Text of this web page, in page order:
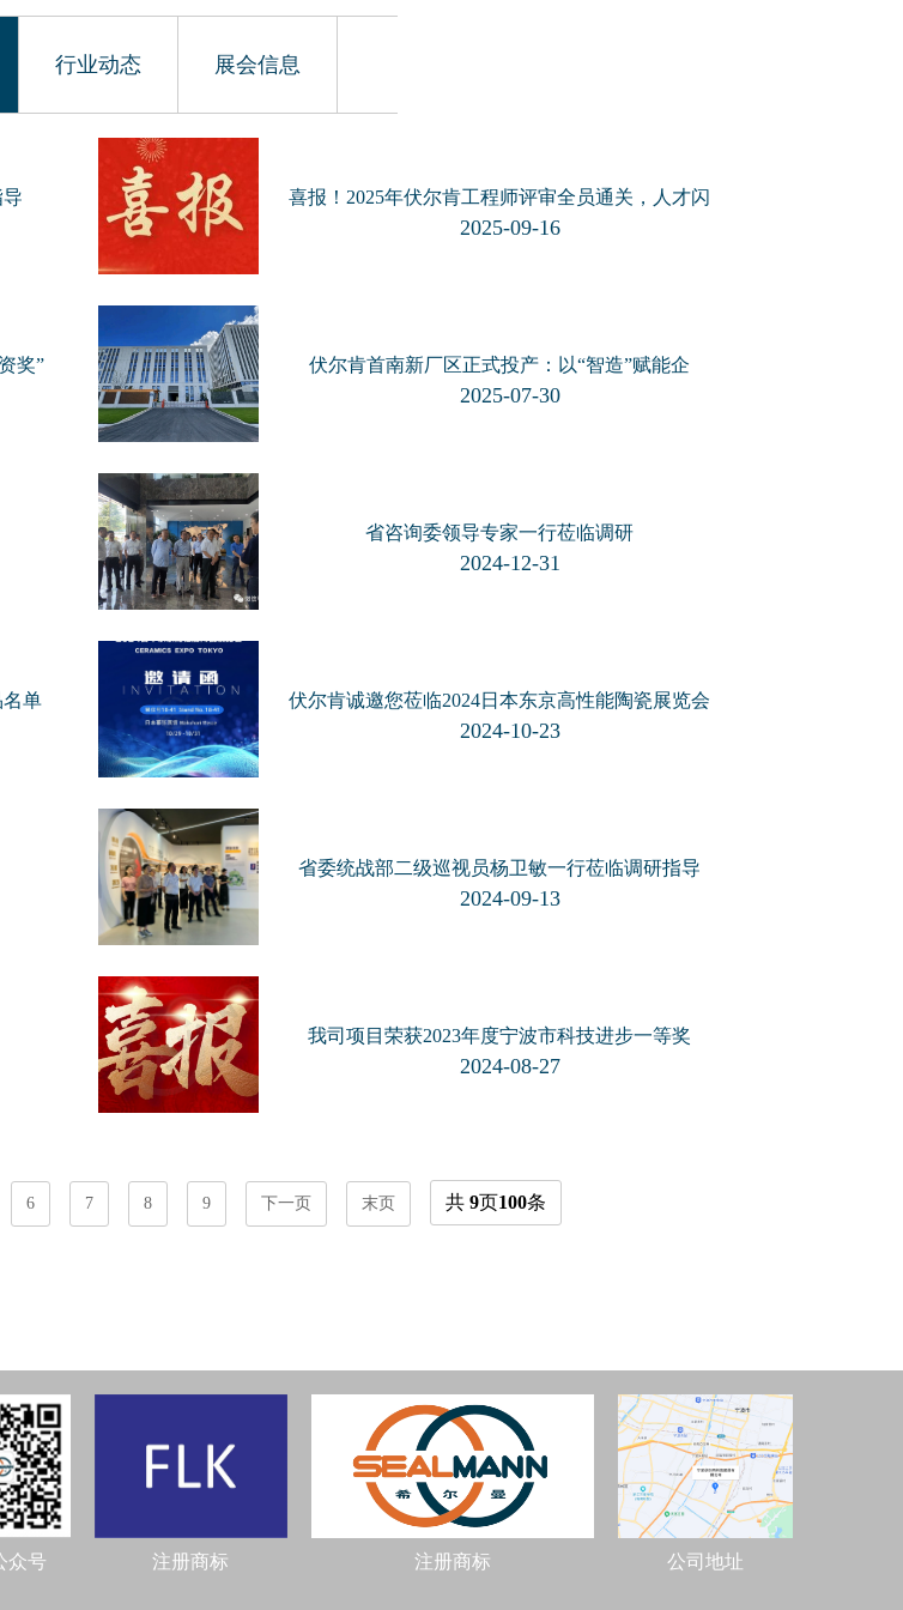
行业动态 展会信息
喜报！2025年伏尔肯工程师评审全员通关，人才闪
2025-09-16
奖” 伏尔肯首南新厂区正式投产：以“智造”赋能企
2025-07-30
省咨询委领导专家一行莅临调研
2024-12-31
名单 伏尔肯诚邀您莅临2024日本东京高性能陶瓷展览会
2024-10-23
省委统战部二级巡视员杨卫敏一行莅临调研指导
2024-09-13
我司项目荣获2023年度宁波市科技进步一等奖
2024-08-27
6 7 8 9 下一页 末页 共9页100条
公司地址
注册商标
注册商标
众号